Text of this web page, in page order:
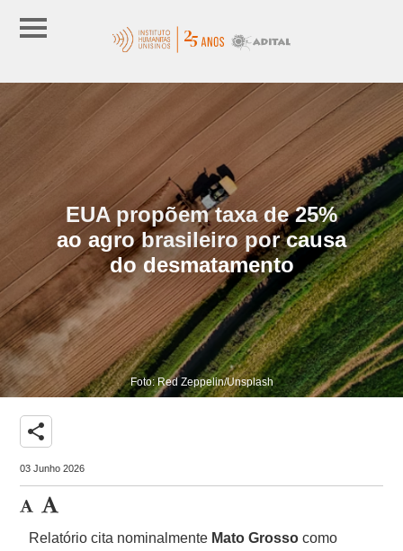
EUA propõem taxa de 25%
ao agro brasileiro por causa
do desmatamento
Foto: Red Zeppelin/Unsplash
share
03 Junho 2026
Relatório cita nominalmente Mato Grosso como